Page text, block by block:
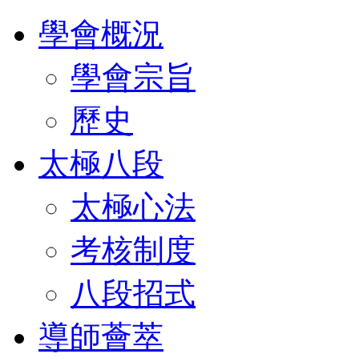
學會概況
學會宗旨
歷史
太極八段
太極心法
考核制度
八段招式
導師薈萃